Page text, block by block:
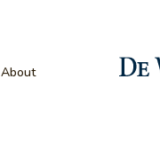
About